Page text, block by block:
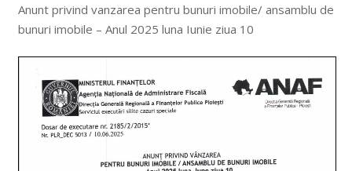
Anunt privind vanzarea pentru bunuri imobile/ ansamblu de
bunuri imobile – Anul 2025 luna Iunie ziua 10